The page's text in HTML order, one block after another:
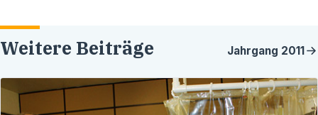
Weitere Beiträge Jahrgang 2011